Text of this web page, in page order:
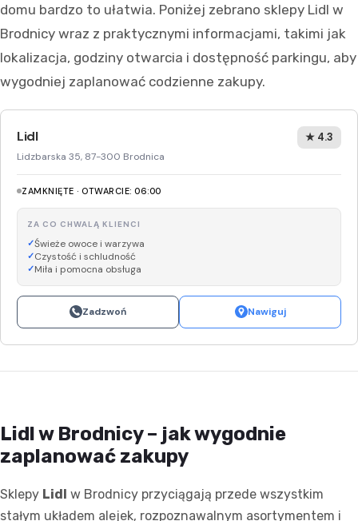
domu bardzo to ułatwia. Poniżej zebrano sklepy Lidl w
Brodnicy wraz z praktycznymi informacjami, takimi jak
lokalizacja, godziny otwarcia i dostępność parkingu, aby
wygodniej zaplanować codzienne zakupy.
Lidl
Lidzbarska 35, 87-300 Brodnica
★ 4.3
ZAMKNIĘTE · OTWARCIE: 06:00
ZA CO CHWALĄ KLIENCI
Świeże owoce i warzywa
Czystość i schludność
Miła i pomocna obsługa
Zadzwoń Nawiguj
Lidl w Brodnicy – jak wygodnie
zaplanować zakupy
Sklepy Lidl w Brodnicy przyciągają przede wszystkim
stałym układem alejek, rozpoznawalnym asortymentem i